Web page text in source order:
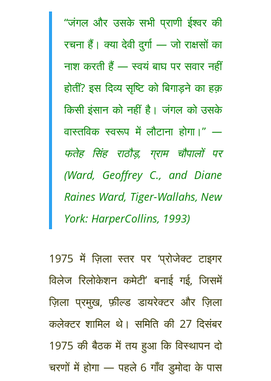
“जंगल और उसके सभी प्राणी ईश्वर की
रचना हैं। क्या देवी दुर्गा — जो राक्षसों का
नाश करती हैं — स्वयं बाघ पर सवार नहीं
होतीं? इस दिव्य सृष्टि को बिगाड़ने का हक़
किसी इंसान को नहीं है। जंगल को उसके
वास्तविक स्वरूप में लौटाना होगा।”—
फतेह सिंह राठौड़, ग्राम चौपालों पर
(Ward, Geoffrey C., and Diane
Raines Ward, Tiger-Wallahs, New
York: HarperCollins, 1993)
1975 में ज़िला स्तर पर ‘प्रोजेक्ट टाइगर
विलेज रिलोकेशन कमेटी’ बनाई गई, जिसमें
ज़िला प्रमुख, फ़ील्ड डायरेक्टर और ज़िला
कलेक्टर शामिल थे। समिति की 27 दिसंबर
1975 की बैठक में तय हुआ कि विस्थापन दो
चरणों में होगा — पहले 6 गाँव डुमोदा के पास